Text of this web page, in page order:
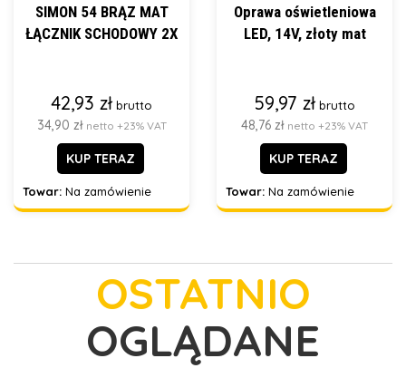
SIMON 54 BRĄZ MAT
ŁĄCZNIK SCHODOWY 2X
42,93 zł brutto
34,90 zł netto +23% VAT
KUP TERAZ
Towar: Na zamówienie
Oprawa oświetleniowa
LED, 14V, złoty mat
59,97 zł brutto
48,76 zł netto +23% VAT
KUP TERAZ
Towar: Na zamówienie
OSTATNIO
OGLĄDANE